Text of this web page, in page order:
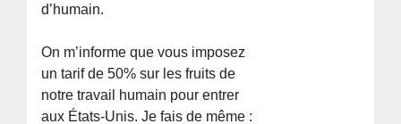
d’humain.
On m’informe que vous imposez
un tarif de 50% sur les fruits de
notre travail humain pour entrer
aux États-Unis. Je fais de même :